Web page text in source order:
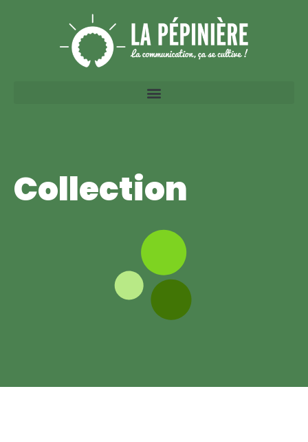
Collection